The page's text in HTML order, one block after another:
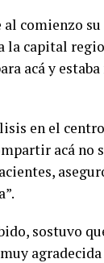
al comienzo
la capital
acá y
en el centro
acá
sostuvo
agradecida